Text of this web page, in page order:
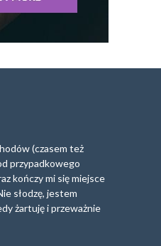
(czasem też
przypadkowego
kończy mi się miejsce
słodzę, jestem
żartuję i przeważnie